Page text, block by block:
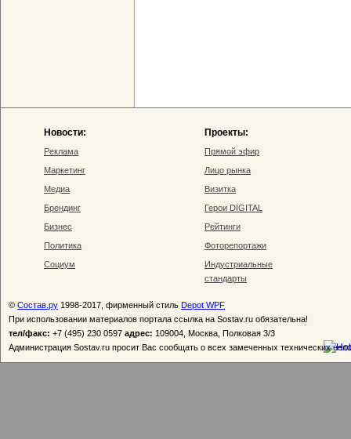
Новости:
Реклама
Маркетинг
Медиа
Брендинг
Бизнес
Политика
Социум
Проекты:
Прямой эфир
Лицо рынка
Визитка
Герои DIGITAL
Рейтинги
Фоторепортажи
Индустриальные
стандарты
© Состав.ру 1998-2017, фирменный стиль Depot WPF
При использовании материалов портала ссылка на Sostav.ru обязательна!
тел/факс: +7 (495) 230 0597 адрес: 109004, Москва, Полковая 3/3
Администрация Sostav.ru просит Вас сообщать о всех замеченных технических